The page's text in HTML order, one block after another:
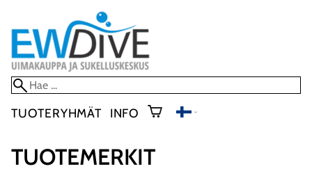
TUOTERYHMÄT INFO
TUOTEMERKIT